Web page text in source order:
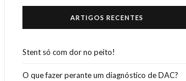
ARTIGOS RECENTES
Stent só com dor no peito!
O que fazer perante um diagnóstico de DAC?